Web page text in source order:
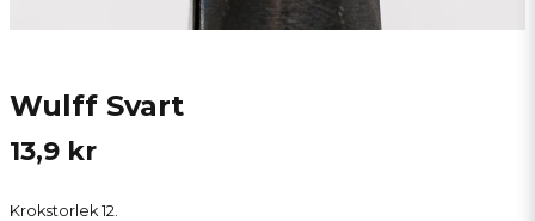
Wulff Svart
13,9 kr
Krokstorlek 12.